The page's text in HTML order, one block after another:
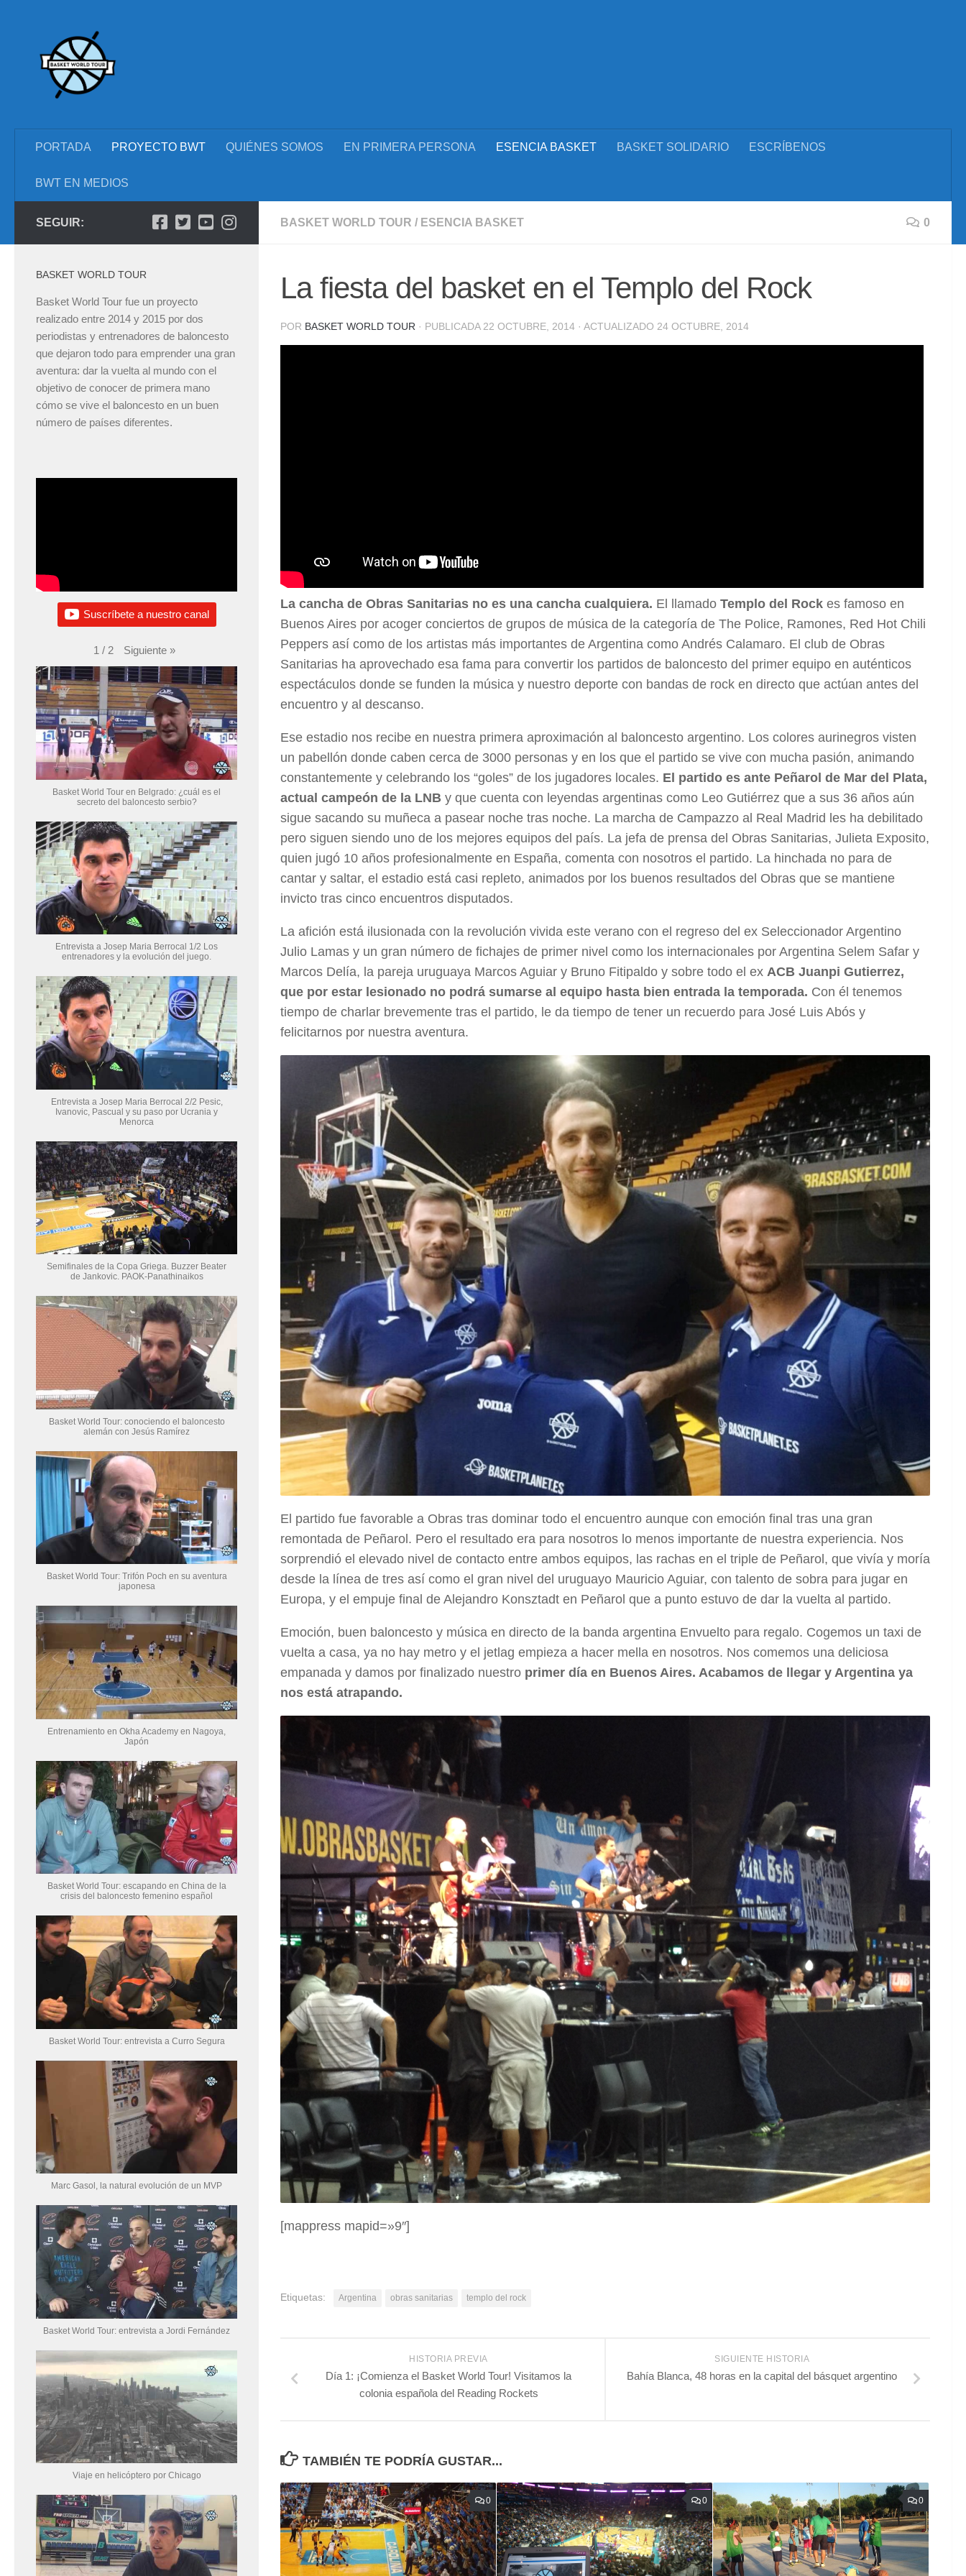
PORTADA PROYECTO BWT QUIÉNES SOMOS EN PRIMERA PERSONA ESENCIA BASKET BASKET SOLIDARIO ESCRÍBENOS
BWT EN MEDIOS
BASKET WORLD TOUR / ESENCIA BASKET 0
La fiesta del basket en el Templo del Rock
POR BASKET WORLD TOUR · PUBLICADA 22 OCTUBRE, 2014 · ACTUALIZADO 24 OCTUBRE, 2014
La cancha de Obras Sanitarias no es una cancha cualquiera. El llamado Templo del Rock es famoso en
Buenos Aires por acoger conciertos de grupos de música de la categoría de The Police, Ramones, Red Hot Chili
Peppers así como de los artistas más importantes de Argentina como Andrés Calamaro. El club de Obras
Sanitarias ha aprovechado esa fama para convertir los partidos de baloncesto del primer equipo en auténticos
espectáculos donde se funden la música y nuestro deporte con bandas de rock en directo que actúan antes del
encuentro y al descanso.
Ese estadio nos recibe en nuestra primera aproximación al baloncesto argentino. Los colores aurinegros visten
un pabellón donde caben cerca de 3000 personas y en los que el partido se vive con mucha pasión, animando
constantemente y celebrando los “goles” de los jugadores locales. El partido es ante Peñarol de Mar del Plata,
actual campeón de la LNB y que cuenta con leyendas argentinas como Leo Gutiérrez que a sus 36 años aún
sigue sacando su muñeca a pasear noche tras noche. La marcha de Campazzo al Real Madrid les ha debilitado
pero siguen siendo uno de los mejores equipos del país. La jefa de prensa del Obras Sanitarias, Julieta Exposito,
quien jugó 10 años profesionalmente en España, comenta con nosotros el partido. La hinchada no para de
cantar y saltar, el estadio está casi repleto, animados por los buenos resultados del Obras que se mantiene
invicto tras cinco encuentros disputados.
La afición está ilusionada con la revolución vivida este verano con el regreso del ex Seleccionador Argentino
Julio Lamas y un gran número de fichajes de primer nivel como los internacionales por Argentina Selem Safar y
Marcos Delía, la pareja uruguaya Marcos Aguiar y Bruno Fitipaldo y sobre todo el ex ACB Juanpi Gutierrez,
que por estar lesionado no podrá sumarse al equipo hasta bien entrada la temporada. Con él tenemos
tiempo de charlar brevemente tras el partido, le da tiempo de tener un recuerdo para José Luis Abós y
felicitarnos por nuestra aventura.
El partido fue favorable a Obras tras dominar todo el encuentro aunque con emoción final tras una gran
remontada de Peñarol. Pero el resultado era para nosotros lo menos importante de nuestra experiencia. Nos
sorprendió el elevado nivel de contacto entre ambos equipos, las rachas en el triple de Peñarol, que vivía y moría
desde la línea de tres así como el gran nivel del uruguayo Mauricio Aguiar, con talento de sobra para jugar en
Europa, y el empuje final de Alejandro Konsztadt en Peñarol que a punto estuvo de dar la vuelta al partido.
Emoción, buen baloncesto y música en directo de la banda argentina Envuelto para regalo. Cogemos un taxi de
vuelta a casa, ya no hay metro y el jetlag empieza a hacer mella en nosotros. Nos comemos una deliciosa
empanada y damos por finalizado nuestro primer día en Buenos Aires. Acabamos de llegar y Argentina ya
nos está atrapando.
[mappress mapid=»9″]
Etiquetas: Argentina obras sanitarias templo del rock
SIGUIENTE HISTORIA
Bahía Blanca, 48 horas en la capital del básquet argentino
HISTORIA PREVIA
Día 1: ¡Comienza el Basket World Tour! Visitamos la
colonia española del Reading Rockets
TAMBIÉN TE PODRÍA GUSTAR...
0 0 0
SEGUIR:
BASKET WORLD TOUR
Basket World Tour fue un proyecto
realizado entre 2014 y 2015 por dos
periodistas y entrenadores de baloncesto
que dejaron todo para emprender una gran
aventura: dar la vuelta al mundo con el
objetivo de conocer de primera mano
cómo se vive el baloncesto en un buen
número de países diferentes.
Suscríbete a nuestro canal
1 / 2 Siguiente »
Basket World Tour en Belgrado: ¿cuál es el
secreto del baloncesto serbio?
Entrevista a Josep Maria Berrocal 1/2 Los
entrenadores y la evolución del juego.
Entrevista a Josep Maria Berrocal 2/2 Pesic,
Ivanovic, Pascual y su paso por Ucrania y
Menorca
Semifinales de la Copa Griega. Buzzer Beater
de Jankovic. PAOK-Panathinaikos
Basket World Tour: conociendo el baloncesto
alemán con Jesús Ramírez
Basket World Tour: Trifón Poch en su aventura
japonesa
Entrenamiento en Okha Academy en Nagoya,
Japón
Basket World Tour: escapando en China de la
crisis del baloncesto femenino español
Basket World Tour: entrevista a Curro Segura
Marc Gasol, la natural evolución de un MVP
Basket World Tour: entrevista a Jordi Fernández
Viaje en helicóptero por Chicago